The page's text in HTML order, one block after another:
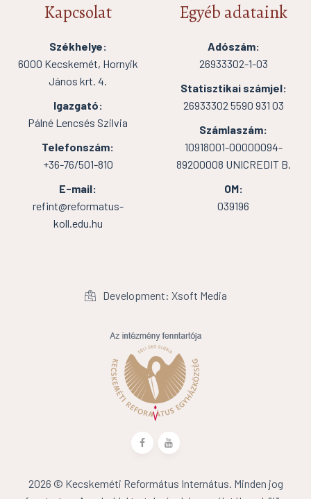
Kapcsolat
Székhelye:
6000 Kecskemét, Hornyik
János krt. 4.
Igazgató:
Pálné Lencsés Szilvia
Telefonszám:
+36-76/501-810
E-mail:
refint@reformatus-
koll.edu.hu
Egyéb adataink
Adószám:
26933302-1-03
Statisztikai számjel:
26933302 5590 931 03
Számlaszám:
10918001-00000094-
89200008 UNICREDIT B.
OM:
039196
Development: Xsoft Media
2026 © Kecskeméti Református Internátus. Minden jog